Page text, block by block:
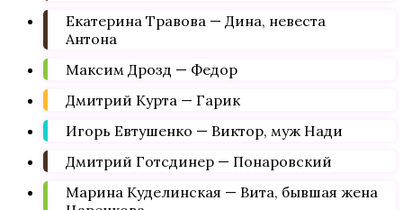
Екатерина Травова — Дина, невеста
Антона
Максим Дрозд — Федор
Дмитрий Курта — Гарик
Игорь Евтушенко — Виктор, муж Нади
Дмитрий Готсдинер — Понаровский
Марина Куделинская — Вита, бывшая жена